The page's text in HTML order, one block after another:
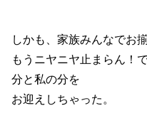
しかも、家族みんなでお
もうニヤニヤ止まらん！
分と私の分を
お迎えしちゃった。